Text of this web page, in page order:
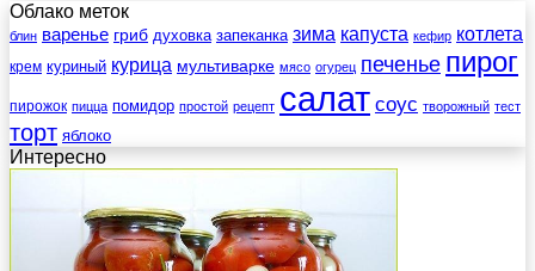
Облако меток
блин варенье гриб духовка запеканка зима капуста кефир котлета
крем куриный курица мультиварке мясо огурец печенье пирог
пирожок пицца помидор простой рецепт салат соус творожный тест
торт яблоко
Интересно